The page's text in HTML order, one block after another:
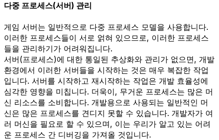
다중 프로세스(서버) 관리
게임 서버는 일반적으로 다중 프로세스 모델을 사용합니다.
이러한 프로세스들이 서로 얽혀 있으므로, 이러한 프로세스
들을 관리하기가 어려워집니다.
서버(프로세스)에 대한 통일된 추상화와 관리가 없으면, 개발
환경에서 이러한 서버들을 시작하는 것은 매우 복잡한 작업
입니다. 서버를 시작하고 재시작하는 작업은 개발 효율성에
심각한 영향을 미칩니다. 더욱이, 무거운 프로세스는 많은 머
신 리소스를 소비합니다. 개발용으로 사용되는 일반적인 머
신은 많은 프로세스를 견디지 못할 수 있습니다. 개발자가 여
러 머신을 필요로 할 수 있으며, 이는 우리가 알고 있는 어려
운 프로세스 간 디버깅을 가져올 것입니다.